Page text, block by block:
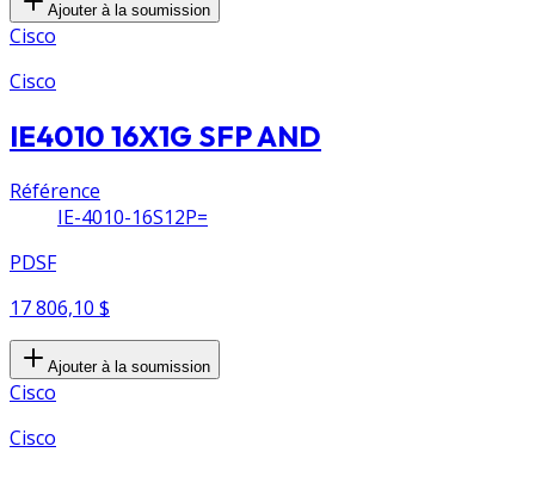
Ajouter à la soumission
Cisco
Cisco
IE4010 16X1G SFP AND
Référence
IE-4010-16S12P=
PDSF
17 806,10 $
Ajouter à la soumission
Cisco
Cisco